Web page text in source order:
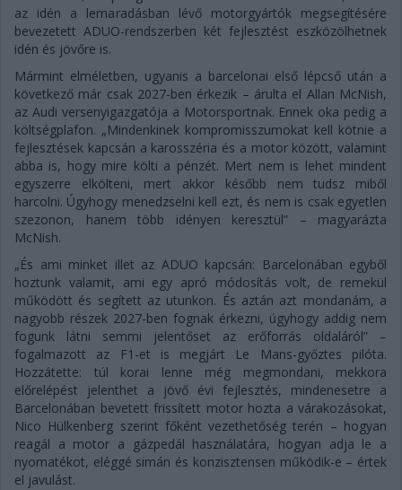
az idén a lemaradásban lévő motorgyártók megsegítésére
bevezetett ADUO-rendszerben két fejlesztést eszközölhetnek
idén és jövőre is.
Mármint elméletben, ugyanis a barcelonai első lépcső után a
következő már csak 2027-ben érkezik – árulta el Allan McNish,
az Audi versenyigazgatója a Motorsportnak. Ennek oka pedig a
költségplafon. „Mindenkinek kompromisszumokat kell kötnie a
fejlesztések kapcsán a karosszéria és a motor között, valamint
abba is, hogy mire költi a pénzét. Mert nem is lehet mindent
egyszerre elkölteni, mert akkor később nem tudsz miből
harcolni. Úgyhogy menedzselni kell ezt, és nem is csak egyetlen
szezonon, hanem több idényen keresztül” – magyarázta
McNish.
„És ami minket illet az ADUO kapcsán: Barcelonában egyből
hoztunk valamit, ami egy apró módosítás volt, de remekül
működött és segített az utunkon. És aztán azt mondanám, a
nagyobb részek 2027-ben fognak érkezni, úgyhogy addig nem
fogunk látni semmi jelentőset az erőforrás oldaláról” –
fogalmazott az F1-et is megjárt Le Mans-győztes pilóta.
Hozzátette: túl korai lenne még megmondani, mekkora
előrelépést jelenthet a jövő évi fejlesztés, mindenesetre a
Barcelonában bevetett frissített motor hozta a várakozásokat,
Nico Hülkenberg szerint főként vezethetőség terén – hogyan
reagál a motor a gázpedál használatára, hogyan adja le a
nyomatékot, eléggé simán és konzisztensen működik-e – értek
el javulást.